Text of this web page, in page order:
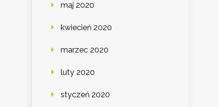
maj 2020
kwiecień 2020
marzec 2020
luty 2020
styczeń 2020